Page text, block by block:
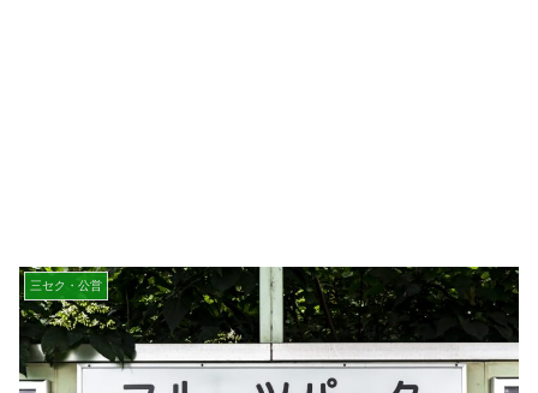
三セク・公営